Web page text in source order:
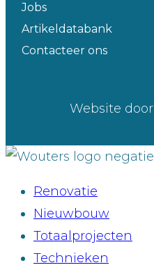
Jobs
Artikeldatabank
Contacteer ons
Website door
Renovatie
Nieuwbouw
Totaalprojecten
Technieken